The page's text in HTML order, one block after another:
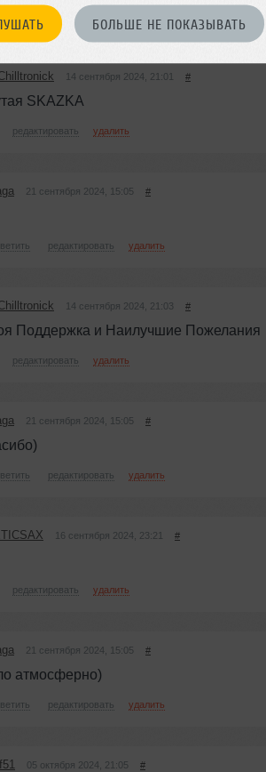
БОЛЬШЕ НЕ ПОКАЗЫВАТЬ
редактировать
14 сентября 2024, 21:01 #
SKAZKA
редактировать удалить
21 сентября 2024, 15:05 #
редактировать удалить
14 сентября 2024, 21:03 #
Поддержка и Наилучшие Пожелания
редактировать удалить
21 сентября 2024, 15:05 #
редактировать удалить
16 сентября 2024, 23:21 #
редактировать удалить
21 сентября 2024, 15:05 #
атмосферно)
редактировать удалить
05 октября 2024, 21:05 #